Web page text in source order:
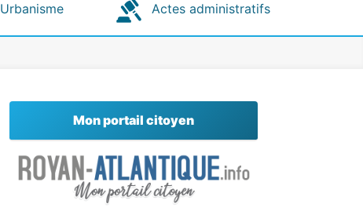
Urbanisme Actes administratifs
Mon portail citoyen